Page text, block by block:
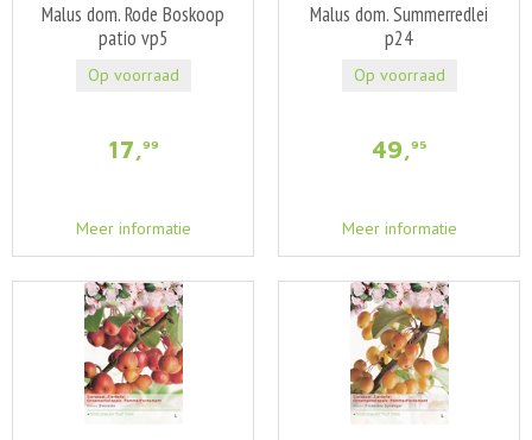
Malus dom. Rode Boskoop
patio vp5
17,99
Meer informatie
Op voorraad
Malus dom. Summerredlei
p24
49,95
Meer informatie
Op voorraad